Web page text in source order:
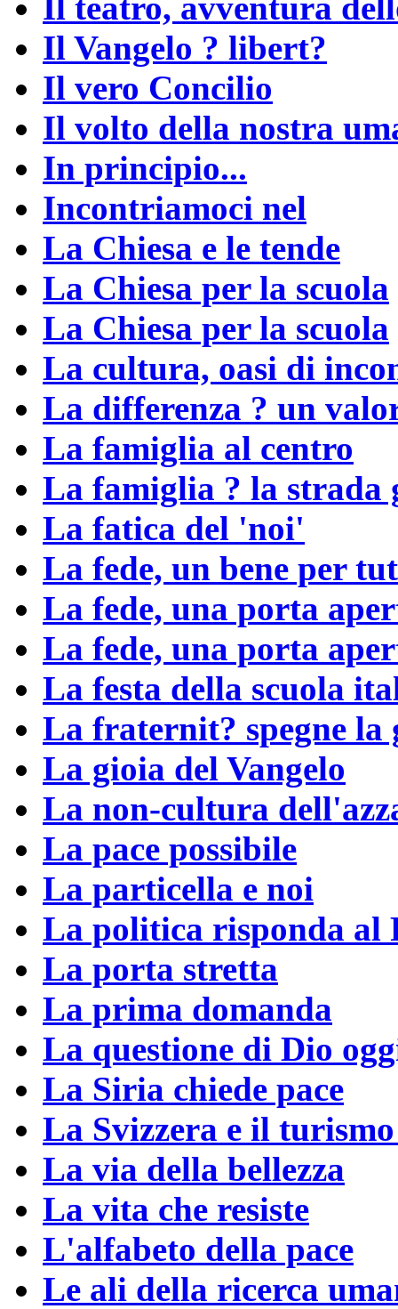
Il Vangelo ? libert?
Il vero Concilio
Il volto della nostra
In principio...
Incontriamoci nel
La Chiesa e le tende
La Chiesa per la scuola
La Chiesa per la scuola
La cultura, oasi di
La differenza ? un
La famiglia al centro
La famiglia ? la strada
La fatica del 'noi'
La fede, un bene per
La fede, una porta
La fede, una porta
La festa della scuola
La fraternit? spegne la
La gioia del Vangelo
La non-cultura
La pace possibile
La particella e noi
La politica risponda al
La porta stretta
La prima domanda
La questione di Dio
La Siria chiede pace
La Svizzera e il
La via della bellezza
La vita che resiste
L'alfabeto della pace
Le ali della ricerca